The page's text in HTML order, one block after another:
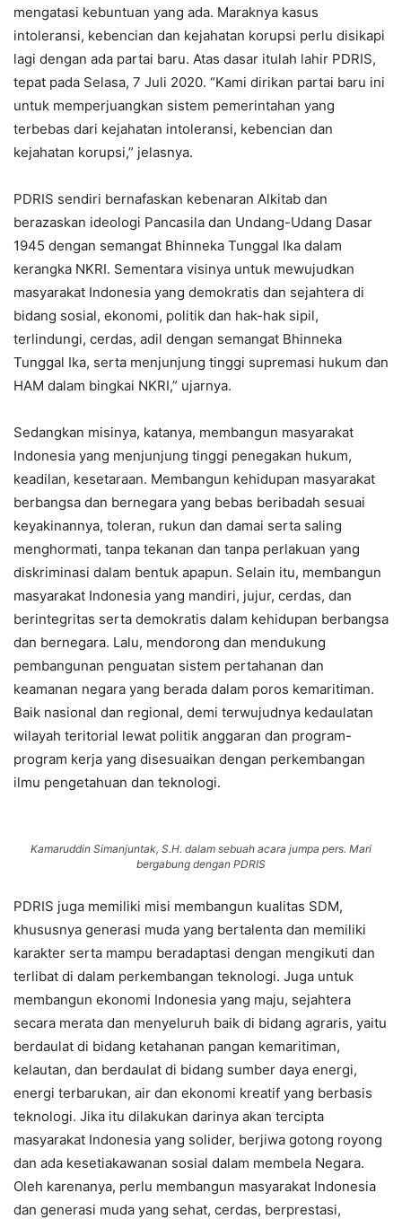
mengatasi kebuntuan yang ada. Maraknya kasus
intoleransi, kebencian dan kejahatan korupsi perlu disikapi
lagi dengan ada partai baru. Atas dasar itulah lahir PDRIS,
tepat pada Selasa, 7 Juli 2020. “Kami dirikan partai baru ini
untuk memperjuangkan sistem pemerintahan yang
terbebas dari kejahatan intoleransi, kebencian dan
kejahatan korupsi,” jelasnya.
PDRIS sendiri bernafaskan kebenaran Alkitab dan
berazaskan ideologi Pancasila dan Undang-Udang Dasar
1945 dengan semangat Bhinneka Tunggal Ika dalam
kerangka NKRI. Sementara visinya untuk mewujudkan
masyarakat Indonesia yang demokratis dan sejahtera di
bidang sosial, ekonomi, politik dan hak-hak sipil,
terlindungi, cerdas, adil dengan semangat Bhinneka
Tunggal Ika, serta menjunjung tinggi supremasi hukum dan
HAM dalam bingkai NKRI,” ujarnya.
Sedangkan misinya, katanya, membangun masyarakat
Indonesia yang menjunjung tinggi penegakan hukum,
keadilan, kesetaraan. Membangun kehidupan masyarakat
berbangsa dan bernegara yang bebas beribadah sesuai
keyakinannya, toleran, rukun dan damai serta saling
menghormati, tanpa tekanan dan tanpa perlakuan yang
diskriminasi dalam bentuk apapun. Selain itu, membangun
masyarakat Indonesia yang mandiri, jujur, cerdas, dan
berintegritas serta demokratis dalam kehidupan berbangsa
dan bernegara. Lalu, mendorong dan mendukung
pembangunan penguatan sistem pertahanan dan
keamanan negara yang berada dalam poros kemaritiman.
Baik nasional dan regional, demi terwujudnya kedaulatan
wilayah teritorial lewat politik anggaran dan program-
program kerja yang disesuaikan dengan perkembangan
ilmu pengetahuan dan teknologi.
Kamaruddin Simanjuntak, S.H. dalam sebuah acara jumpa pers. Mari
bergabung dengan PDRIS
PDRIS juga memiliki misi membangun kualitas SDM,
khususnya generasi muda yang bertalenta dan memiliki
karakter serta mampu beradaptasi dengan mengikuti dan
terlibat di dalam perkembangan teknologi. Juga untuk
membangun ekonomi Indonesia yang maju, sejahtera
secara merata dan menyeluruh baik di bidang agraris, yaitu
berdaulat di bidang ketahanan pangan kemaritiman,
kelautan, dan berdaulat di bidang sumber daya energi,
energi terbarukan, air dan ekonomi kreatif yang berbasis
teknologi. Jika itu dilakukan darinya akan tercipta
masyarakat Indonesia yang solider, berjiwa gotong royong
dan ada kesetiakawanan sosial dalam membela Negara.
Oleh karenanya, perlu membangun masyarakat Indonesia
dan generasi muda yang sehat, cerdas, berprestasi,